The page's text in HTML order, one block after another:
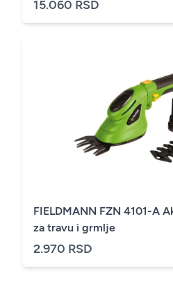
15.060 RSD
FIELDMANN FZN 4101-A
za travu i grmlje
2.970 RSD